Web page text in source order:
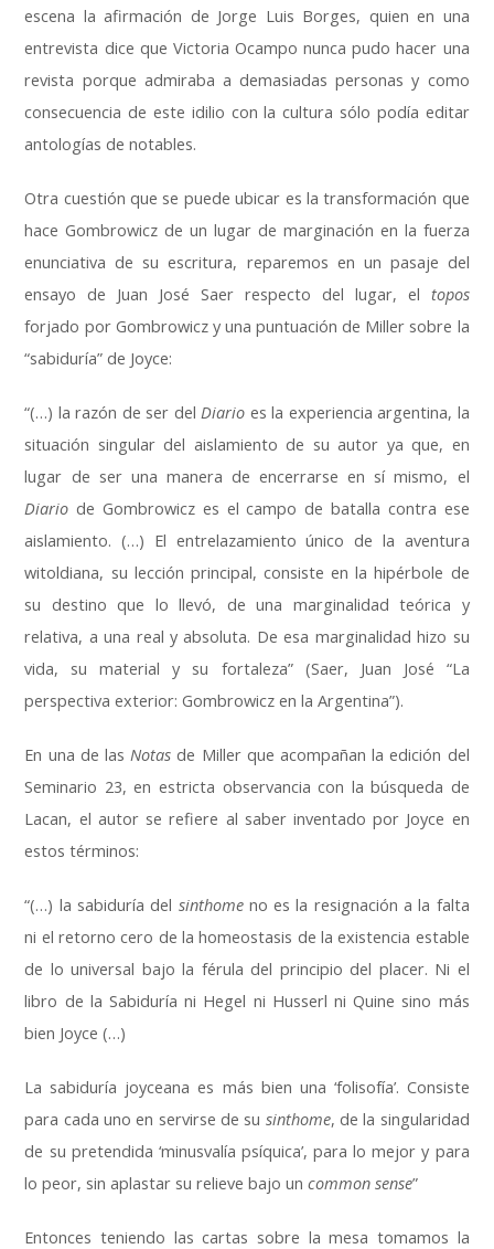
escena la afirmación de Jorge Luis Borges, quien en una
entrevista dice que Victoria Ocampo nunca pudo hacer una
revista porque admiraba a demasiadas personas y como
consecuencia de este idilio con la cultura sólo podía editar
antologías de notables.
Otra cuestión que se puede ubicar es la transformación que
hace Gombrowicz de un lugar de marginación en la fuerza
enunciativa de su escritura, reparemos en un pasaje del
ensayo de Juan José Saer respecto del lugar, el topos
forjado por Gombrowicz y una puntuación de Miller sobre la
“sabiduría” de Joyce:
“(…) la razón de ser delDiario es la experiencia argentina, la
situación singular del aislamiento de su autor ya que, en
lugar de ser una manera de encerrarse en sí mismo, el
Diario de Gombrowicz es el campo de batalla contra ese
aislamiento. (…) El entrelazamiento único de la aventura
witoldiana, su lección principal, consiste en la hipérbole de
su destino que lo llevó, de una marginalidad teórica y
relativa, a una real y absoluta. De esa marginalidad hizo su
vida, su material y su fortaleza” (Saer, Juan José “La
perspectiva exterior: Gombrowicz en la Argentina”).
En una de lasNotas de Miller que acompañan la edición del
Seminario 23, en estricta observancia con la búsqueda de
Lacan, el autor se refiere al saber inventado por Joyce en
estos términos:
“(…) la sabiduría del sinthomeno es la resignación a la falta
ni el retorno cero de la homeostasis de la existencia estable
de lo universal bajo la férula del principio del placer. Ni el
libro de la Sabiduría ni Hegel ni Husserl ni Quine sino más
bien Joyce (…)
La sabiduría joyceana es más bien una ‘folisofía’. Consiste
para cada uno en servirse de su sinthome, de la singularidad
de su pretendida ‘minusvalía psíquica’, para lo mejor y para
lo peor, sin aplastar su relieve bajo uncommon sense”
Entonces teniendo las cartas sobre la mesa tomamos la